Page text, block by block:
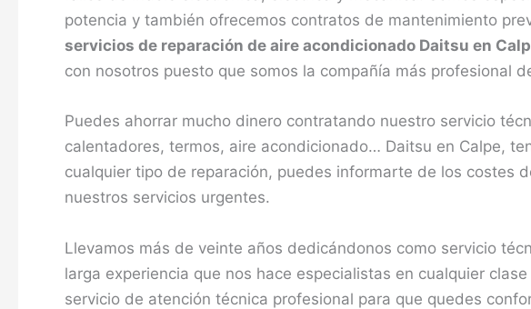
potencia y también ofrecemos contratos de mantenimiento
servicios de reparación de aire acondicionado Daitsu en
con nosotros puesto que somos la compañía más profesional
Puedes ahorrar mucho dinero contratando nuestro servicio
calentadores, termos, aire acondicionado… Daitsu en Calpe,
cualquier tipo de reparación, puedes informarte de los costes
nuestros servicios urgentes.
Llevamos más de veinte años dedicándonos como servicio
larga experiencia que nos hace especialistas en cualquier
servicio de atención técnica profesional para que quedes